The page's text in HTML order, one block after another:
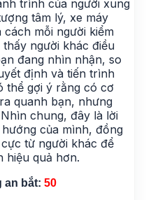
trình của người xung
tâm lý, xe máy
mỗi người kiểm
người khác điều
đang nhìn nhận, so
định và tiến trình
thể gợi ý rằng có cơ
quanh bạn, nhưng
chung, đây là lời
của mình, đồng
từ người khác để
hiệu quả hơn.
an bắt: 50